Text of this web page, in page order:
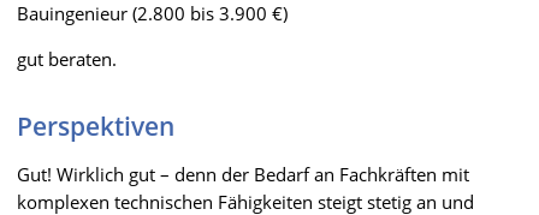
Bauingenieur (2.800 bis 3.900 €)
gut beraten.
Perspektiven
Gut! Wirklich gut – denn der Bedarf an Fachkräften mit
komplexen technischen Fähigkeiten steigt stetig an und